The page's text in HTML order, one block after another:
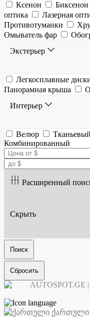
Ксенон Биксенон
оптика
Лазерная
Противотуманки
Омыватель фар
Экстерьер
Легкосплавные
Панорамная крыша
Интерьер
Велюр Тканьевый
Комбинированный
Расширенный
Скрыть
Поиск
Сбросить
ქართული